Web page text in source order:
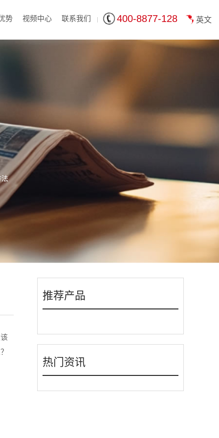
势 视频中心 联系我们 400-8877-128 英文
法
推荐产品
热门资讯